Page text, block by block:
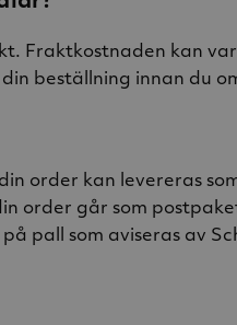
Fraktkostnaden kan
beställning innan du
order kan levereras
order går som
pall som aviseras av